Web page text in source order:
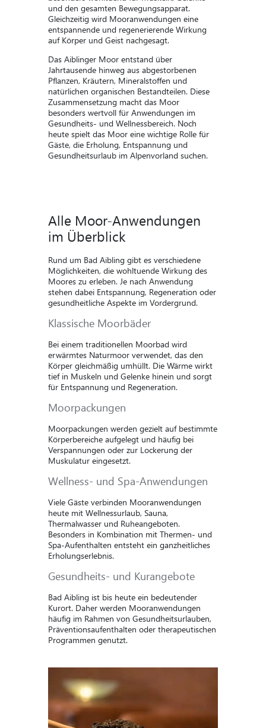
und den gesamten Bewegungsapparat.
Gleichzeitig wird Mooranwendungen eine
entspannende und regenerierende Wirkung
auf Körper und Geist nachgesagt.
Das Aiblinger Moor entstand über
Jahrtausende hinweg aus abgestorbenen
Pflanzen, Kräutern, Mineralstoffen und
natürlichen organischen Bestandteilen. Diese
Zusammensetzung macht das Moor
besonders wertvoll für Anwendungen im
Gesundheits- und Wellnessbereich. Noch
heute spielt das Moor eine wichtige Rolle für
Gäste, die Erholung, Entspannung und
Gesundheitsurlaub im Alpenvorland suchen.
Alle Moor-Anwendungen
im Überblick
Rund um Bad Aibling gibt es verschiedene
Möglichkeiten, die wohltuende Wirkung des
Moores zu erleben. Je nach Anwendung
stehen dabei Entspannung, Regeneration oder
gesundheitliche Aspekte im Vordergrund.
Klassische Moorbäder
Bei einem traditionellen Moorbad wird
erwärmtes Naturmoor verwendet, das den
Körper gleichmäßig umhüllt. Die Wärme wirkt
tief in Muskeln und Gelenke hinein und sorgt
für Entspannung und Regeneration.
Moorpackungen
Moorpackungen werden gezielt auf bestimmte
Körperbereiche aufgelegt und häufig bei
Verspannungen oder zur Lockerung der
Muskulatur eingesetzt.
Wellness- und Spa-Anwendungen
Viele Gäste verbinden Mooranwendungen
heute mit Wellnessurlaub, Sauna,
Thermalwasser und Ruheangeboten.
Besonders in Kombination mit Thermen- und
Spa-Aufenthalten entsteht ein ganzheitliches
Erholungserlebnis.
Gesundheits- und Kurangebote
Bad Aibling ist bis heute ein bedeutender
Kurort. Daher werden Mooranwendungen
häufig im Rahmen von Gesundheitsurlauben,
Präventionsaufenthalten oder therapeutischen
Programmen genutzt.